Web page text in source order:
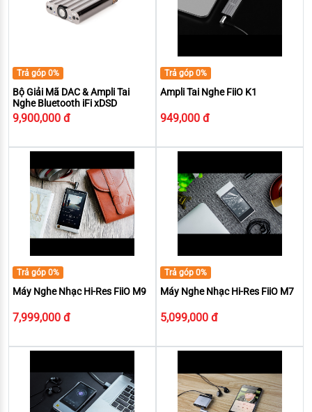
Trả góp 0%
Bộ Giải Mã DAC & Ampli Tai
Nghe Bluetooth iFi xDSD
9,900,000 đ
Trả góp 0%
Ampli Tai Nghe FiiO K1
949,000 đ
Trả góp 0%
Máy Nghe Nhạc Hi-Res FiiO M9
7,999,000 đ
Trả góp 0%
Máy Nghe Nhạc Hi-Res FiiO M7
5,099,000 đ